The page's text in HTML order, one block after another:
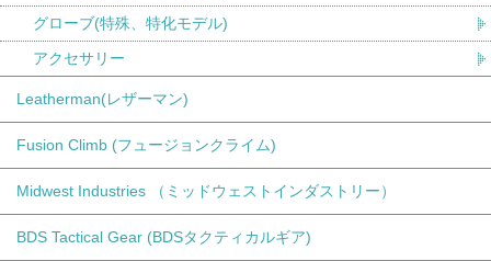
グローブ(特殊、特化モデル)
アクセサリー
Leatherman(レザーマン)
Fusion Climb (フュージョンクライム)
Midwest Industries （ミッドウェストインダストリー）
BDS Tactical Gear (BDSタクティカルギア)